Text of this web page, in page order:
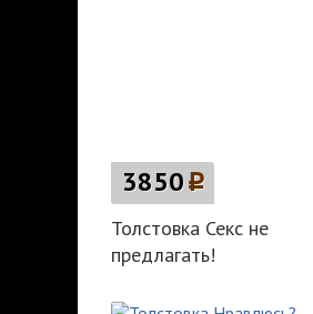
3850p
Толстовка Секс не
предлагать!